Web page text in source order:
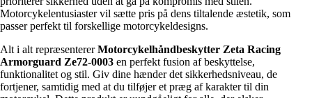
Motorcykelentusiaster vil sætte pris på dens tiltalende æstetik, som
passer perfekt til forskellige motorcykeldesigns.
Alt i alt repræsentererMotorcykelhåndbeskytter Zeta Racing
Armorguard Ze72-0003 en perfekt fusion af beskyttelse,
funktionalitet og stil. Giv dine hænder det sikkerhedsniveau, de
fortjener, samtidig med at du tilføjer et præg af karakter til din